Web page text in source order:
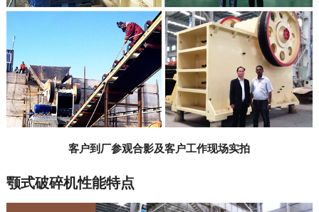
客户到厂参观合影及客户工作现场实拍
颚式破碎机性能特点